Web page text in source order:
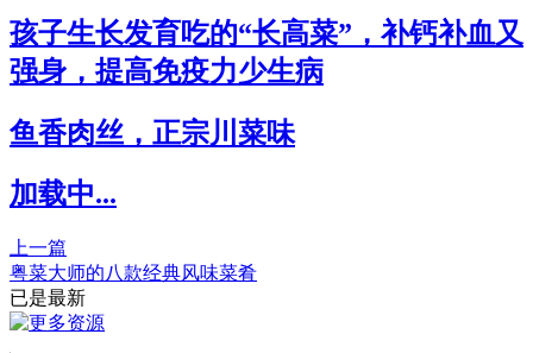
孩子生长发育吃的“长高菜”，补钙补血又
强身，提高免疫力少生病
鱼香肉丝，正宗川菜味
加载中...
上一篇
粤菜大师的八款经典风味菜肴
已是最新